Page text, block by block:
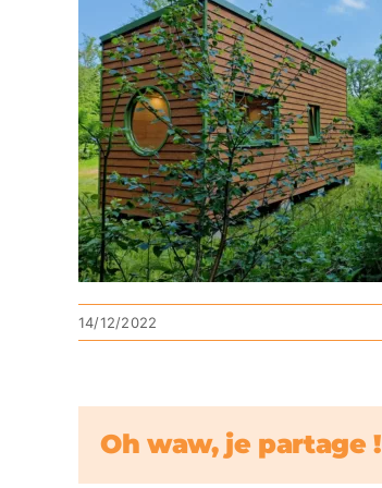
14/12/2022
Oh waw, je partage !